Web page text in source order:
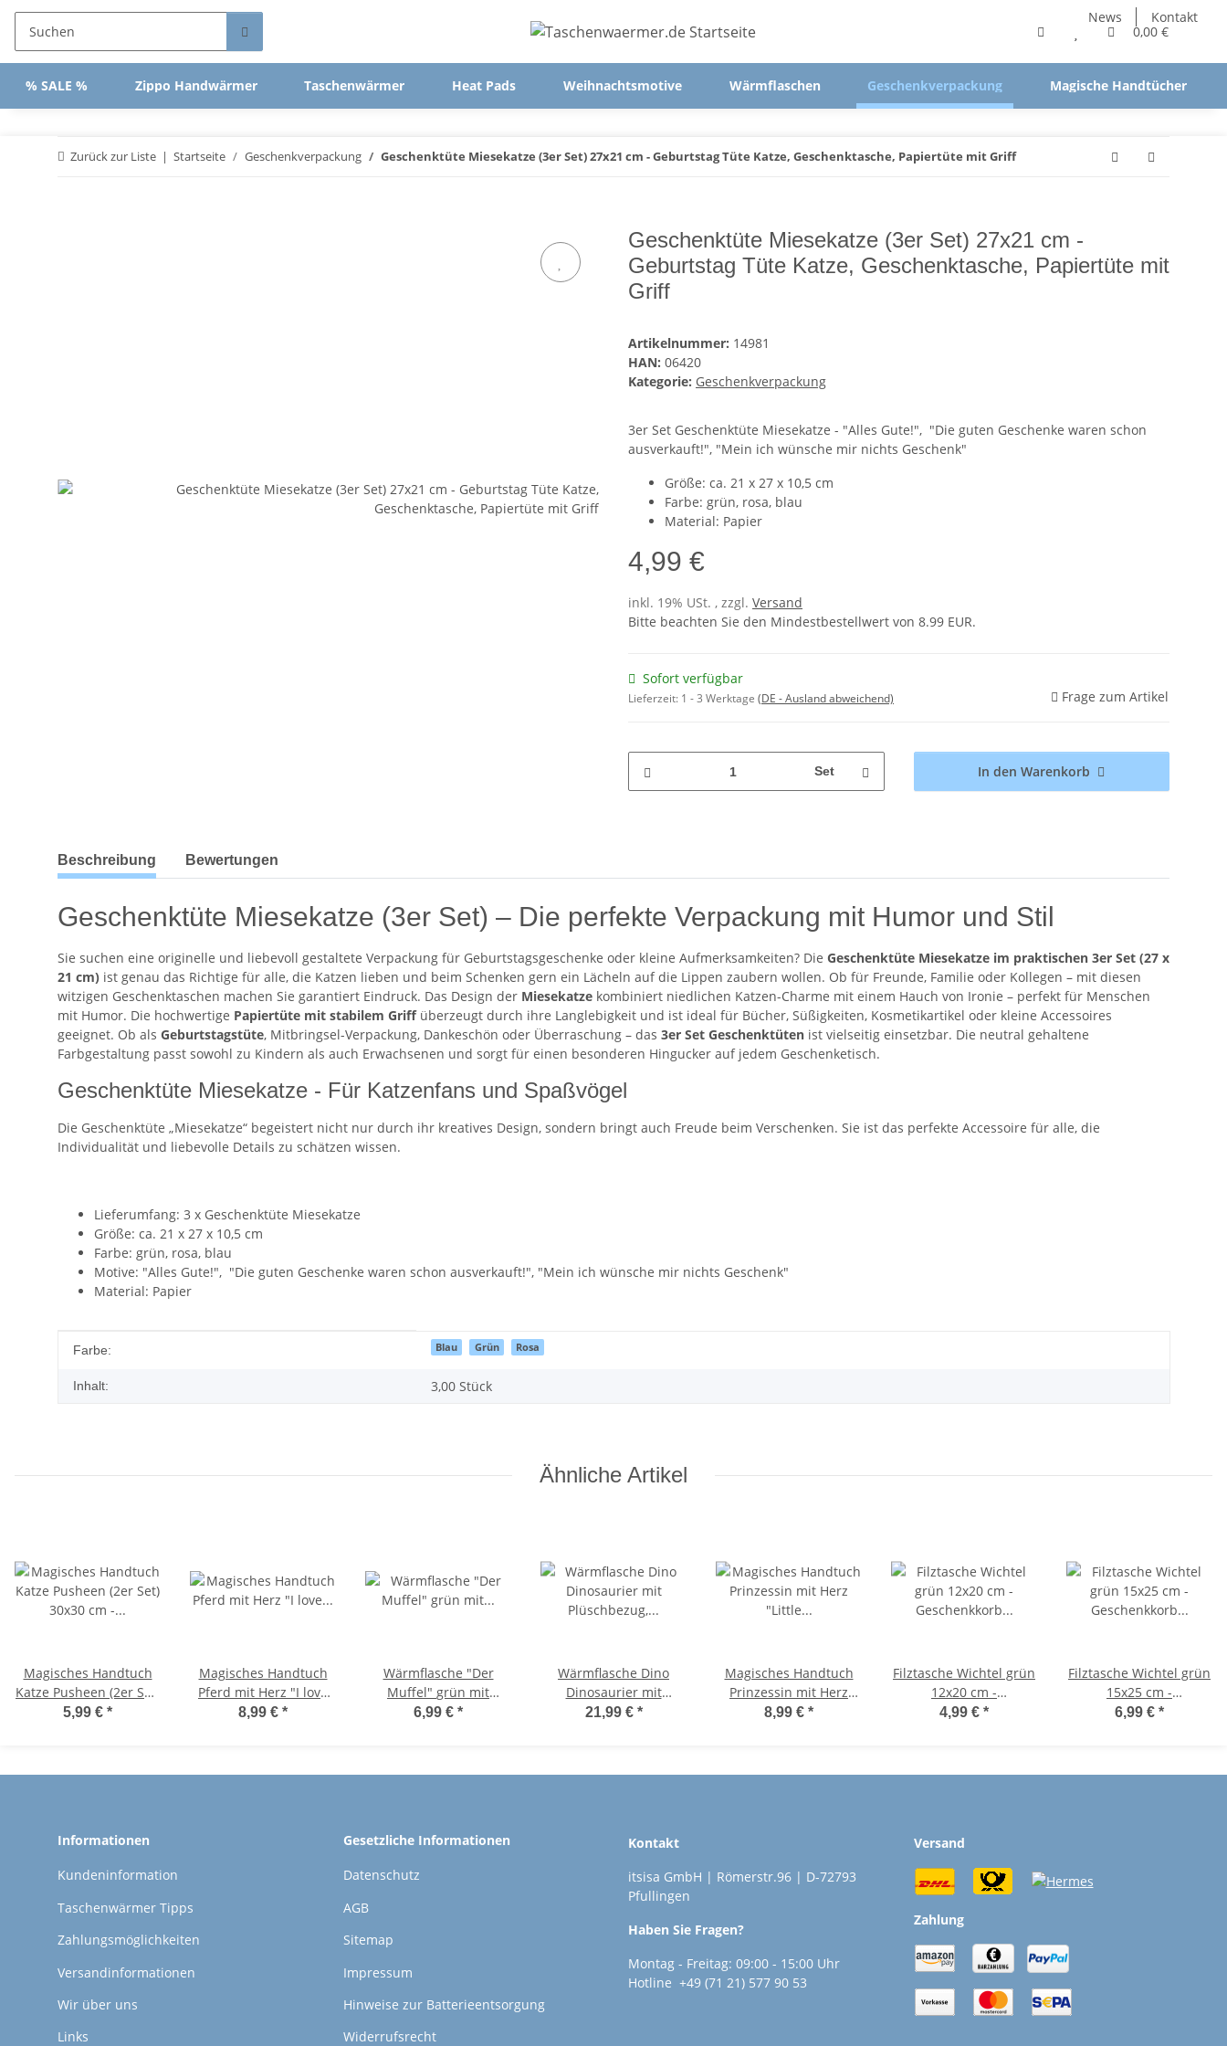
News
Kontakt
0,00 €
% SALE % Zippo Handwärmer Taschenwärmer Heat Pads Weihnachtsmotive Wärmflaschen Geschenkverpackung Magische Handtücher
Zurück zur Liste Startseite Geschenkverpackung Geschenktüte Miesekatze (3er Set) 27x21 cm - Geburtstag Tüte Katze, Geschenktasche, Papiertüte mit Griff
Geschenktüte Miesekatze (3er Set) 27x21 cm -
Geburtstag Tüte Katze, Geschenktasche, Papiertüte mit
Griff
Artikelnummer: 14981
HAN: 06420
Kategorie: Geschenkverpackung
3er Set Geschenktüte Miesekatze - "Alles Gute!", "Die guten Geschenke waren schon
ausverkauft!", "Mein ich wünsche mir nichts Geschenk"
Größe: ca. 21 x 27 x 10,5 cm
Farbe: grün, rosa, blau
Material: Papier
4,99 €
inkl. 19% USt. , zzgl. Versand
Bitte beachten Sie den Mindestbestellwert von 8.99 EUR.
Sofort verfügbar
Lieferzeit: 1 - 3 Werktage (DE - Ausland abweichend) Frage zum Artikel
Set In den Warenkorb
weitere Registerkarten anzeigen
Beschreibung Bewertungen
Geschenktüte Miesekatze (3er Set) – Die perfekte Verpackung mit Humor und Stil
Sie suchen eine originelle und liebevoll gestaltete Verpackung für Geburtstagsgeschenke oder kleine Aufmerksamkeiten? Die Geschenktüte Miesekatze im praktischen 3er Set (27 x
21 cm) ist genau das Richtige für alle, die Katzen lieben und beim Schenken gern ein Lächeln auf die Lippen zaubern wollen. Ob für Freunde, Familie oder Kollegen – mit diesen
witzigen Geschenktaschen machen Sie garantiert Eindruck. Das Design der Miesekatze kombiniert niedlichen Katzen-Charme mit einem Hauch von Ironie – perfekt für Menschen
mit Humor. Die hochwertige Papiertüte mit stabilem Griffüberzeugt durch ihre Langlebigkeit und ist ideal für Bücher, Süßigkeiten, Kosmetikartikel oder kleine Accessoires
geeignet. Ob als Geburtstagstüte, Mitbringsel-Verpackung, Dankeschön oder Überraschung – das 3er Set Geschenktüten ist vielseitig einsetzbar. Die neutral gehaltene
Farbgestaltung passt sowohl zu Kindern als auch Erwachsenen und sorgt für einen besonderen Hingucker auf jedem Geschenketisch.
Geschenktüte Miesekatze - Für Katzenfans und Spaßvögel
Die Geschenktüte „Miesekatze“ begeistert nicht nur durch ihr kreatives Design, sondern bringt auch Freude beim Verschenken. Sie ist das perfekte Accessoire für alle, die
Individualität und liebevolle Details zu schätzen wissen.
Lieferumfang: 3 x Geschenktüte Miesekatze
Größe: ca. 21 x 27 x 10,5 cm
Farbe: grün, rosa, blau
Motive: "Alles Gute!", "Die guten Geschenke waren schon ausverkauft!", "Mein ich wünsche mir nichts Geschenk"
Material: Papier
Produkteigenschaft
Wert
Farbe: Blau Grün Rosa
Inhalt: 3,00 Stück
Ähnliche Artikel
Magisches Handtuch
Katze Pusheen (2er Set)
30x30 cm -
5,99 € *
Magisches Handtuch
Pferd mit Herz "I love
horses" (3er Set) 30x30
8,99 € *
Wärmflasche "Der
Muffel" grün mit
Überzug, 2L -
6,99 € *
Wärmflasche Dino
Dinosaurier mit
Plüschbezug, 0,7L -
21,99 € *
Magisches Handtuch
Prinzessin mit Herz
"Little Princess" (3er
8,99 € *
Filztasche Wichtel grün
12x20 cm -
Geschenkkorb
4,99 € *
Filztasche Wichtel grün
15x25 cm -
Geschenkkorb
6,99 € *
Informationen
Kundeninformation
Taschenwärmer Tipps
Zahlungsmöglichkeiten
Versandinformationen
Wir über uns
Links
Gesetzliche Informationen
Datenschutz
AGB
Sitemap
Impressum
Hinweise zur Batterieentsorgung
Widerrufsrecht
Kontakt
itsisa GmbH | Römerstr.96 | D-72793
Pfullingen
Haben Sie Fragen?
Montag - Freitag: 09:00 - 15:00 Uhr
Hotline +49 (71 21) 577 90 53
Versand
Zahlung